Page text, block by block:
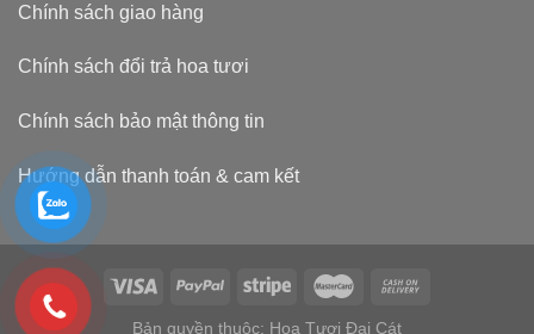
Chính sách giao hàng
Chính sách đổi trả hoa tươi
Chính sách bảo mật thông tin
Hướng dẫn thanh toán & cam kết
Bản quyền thuộc: Hoa Tươi Đại Cát